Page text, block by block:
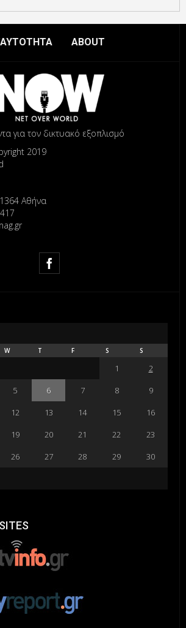
ABOUT
για τον δικτυακό εξοπλισμό
2019
Αθήνα
W T F S S
1
2
5 6 7 8
9
12 13 14 15
16
19 20 21 22
23
26 27 28 29
30